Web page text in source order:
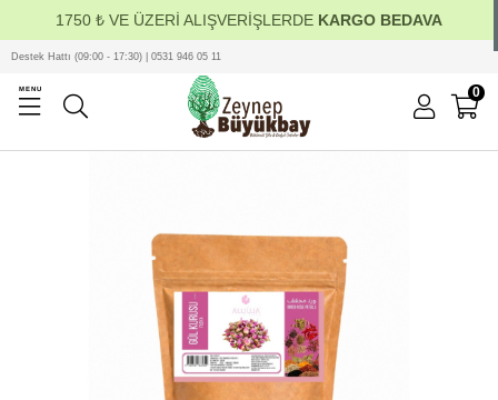
1750 ₺ VE ÜZERİ ALIŞVERİŞLERDE KARGO BEDAVA
MENU
Destek Hattı (09:00 - 17:30) | 0531 946 05 11
0